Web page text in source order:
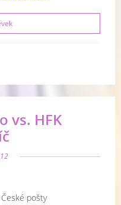
vs. HFK
pošty